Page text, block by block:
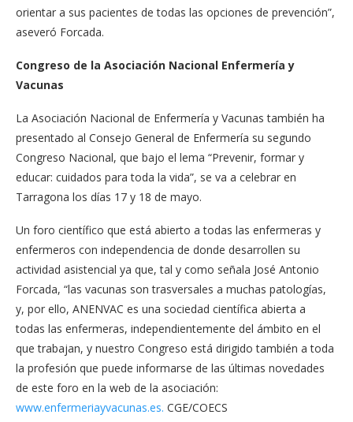
orientar a sus pacientes de todas las opciones de prevención”,
aseveró Forcada.
Congreso de la Asociación Nacional Enfermería y
Vacunas
La Asociación Nacional de Enfermería y Vacunas también ha
presentado al Consejo General de Enfermería su segundo
Congreso Nacional, que bajo el lema “Prevenir, formar y
educar: cuidados para toda la vida”, se va a celebrar en
Tarragona los días 17 y 18 de mayo.
Un foro científico que está abierto a todas las enfermeras y
enfermeros con independencia de donde desarrollen su
actividad asistencial ya que, tal y como señala José Antonio
Forcada, “las vacunas son trasversales a muchas patologías,
y, por ello, ANENVAC es una sociedad científica abierta a
todas las enfermeras, independientemente del ámbito en el
que trabajan, y nuestro Congreso está dirigido también a toda
la profesión que puede informarse de las últimas novedades
de este foro en la web de la asociación:
www.enfermeriayvacunas.es. CGE/COECS